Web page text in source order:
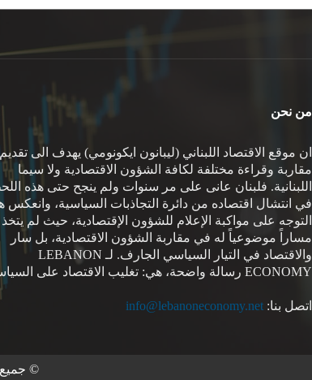
من نحن
ان موقع الاقتصاد اللبناني (ليبانون ايكونومي) يهدف الى تقديم
مقاربة وقراءة مختلفة لكافة الشؤون الاقتصادية ولا سيما
اللبنانية. فلبنان عانى على مر سنوات ولم ينجح حتى هذه
في انتشال اقتصاده من دائرة التجاذبات السياسية، وانعكس
التوجه على مواكبة الإعلام للشؤون الإقتصادية، حيث لم يتخذ
مساراً موضوعياً له في مقاربة الشؤون الاقتصادية، بل سار
والاقتصاد في التيار السياسي الجارف. لـ LEBANON
ECONOMY رسالة واضحة، هي: تغليب الاقتصاد على السياسة.
اتصل بنا: info@lebanoneconomy.net
© جميع